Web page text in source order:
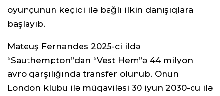
oyunçunun keçidi ilə bağlı ilkin danışıqlara
başlayıb.
Mateuş Fernandes 2025-ci ildə
“Sauthempton”dan “Vest Hem”ə 44 milyon
avro qarşılığında transfer olunub. Onun
London klubu ilə müqaviləsi 30 iyun 2030-cu ilə